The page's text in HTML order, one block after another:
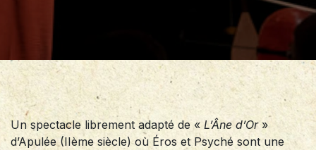
Un spectacle librement adapté de « L’Âne d’Or»
d’Apulée (IIème siècle) où Éros et Psyché sont une